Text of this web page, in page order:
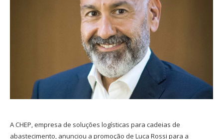
A CHEP, empresa de soluções logísticas para cadeias de
abastecimento, anunciou a promoção de Luca Rossi para a